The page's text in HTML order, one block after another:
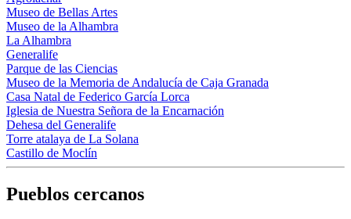
Museo de Bellas Artes
Museo de la Alhambra
La Alhambra
Generalife
Parque de las Ciencias
Museo de la Memoria de Andalucía de Caja Granada
Casa Natal de Federico García Lorca
Iglesia de Nuestra Señora de la Encarnación
Dehesa del Generalife
Torre atalaya de La Solana
Castillo de Moclín
Pueblos cercanos